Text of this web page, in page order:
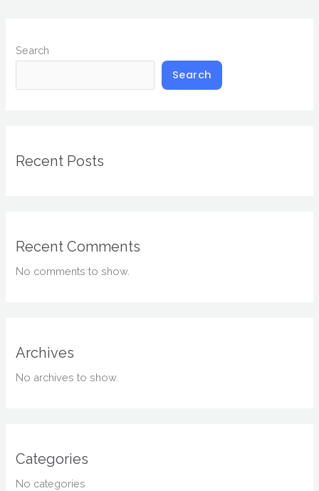
Search
Search
Recent Posts
Recent Comments
No comments to show.
Archives
No archives to show.
Categories
No categories